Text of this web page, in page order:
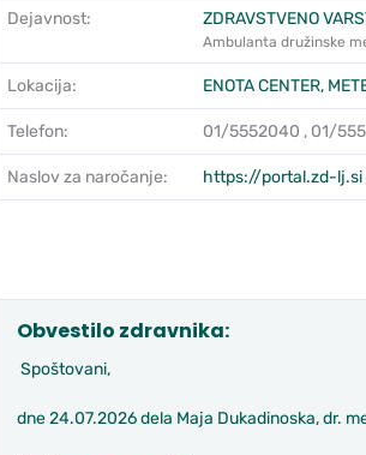
Dejavnost: ZDRAVSTVENO
Ambulanta družinske
Lokacija: ENOTA CENTER,
Telefon: 01/5552040 , 01/
Naslov za naročanje: https://portal.zd-lj.si
Obvestilo zdravnika:
Spoštovani,
dne 24.07.2026 dela Maja Dukadinoska, dr.